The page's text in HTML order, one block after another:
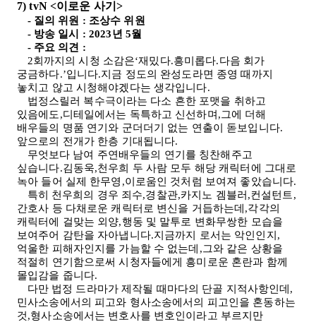
7) tvN <이로운 사기 >
- 질의 위원 : 조상수 위원
- 방송 일시 : 2023년 5월
- 주요 의견 :
2회까지의 시청 소감은‘재밌다.흥미롭다.다음 회가
궁금하다.’입니다.지금 정도의 완성도라면 종영 때까지
놓치고 않고 시청해야겠다는 생각입니다.
법정스릴러 복수극이라는 다소 흔한 포맷을 취하고
있음에도,디테일에서는 독특하고 신선하며,그에 더해
배우들의 명품 연기와 군더더기 없는 연출이 돋보입니다.
앞으로의 전개가 한층 기대됩니다.
무엇보다 남여 주연배우들의 연기를 칭찬해주고
싶습니다.김동욱,천우희 두 사람 모두 해당 캐릭터에 그대로
녹아 들어 실제 한무영,이로움인 것처럼 보여져 좋았습니다.
특히 천우희의 경우 죄수,경찰관,카지노 겜블러,컨설턴트,
간호사 등 다채로운 캐릭터로 변신을 거듭하는데,각각의
캐릭터에 걸맞는 외양,행동 및 말투로 변화무쌍한 모습을
보여주어 감탄을 자아냅니다.지금까지 로서는 악인인지,
억울한 피해자인지를 가늠할 수 없는데,그와 같은 상황을
적절히 연기함으로써 시청자들에게 흥미로운 혼란과 함께
몰입감을 줍니다.
다만 법정 드라마가 제작될 때마다의 단골 지적사항인데,
민사소송에서의 피고와 형사소송에서의 피고인을 혼동하는
것,형사소송에서는 변호사를 변호인이라고 부르지만